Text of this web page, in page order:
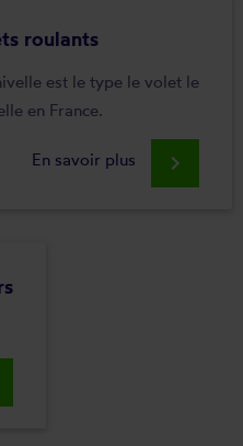
roulants
est le type le volet le
en France.
En savoir plus keyboard_arrow_right